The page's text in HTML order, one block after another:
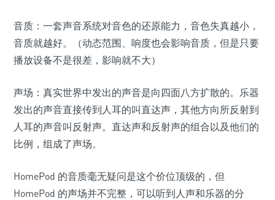
音质：一套声音系统对音色的还原能力，音色失真越小，
音质就越好。（动态范围、响度也会影响音质，但是只要
播放设备不是很差，影响就不大）
声场：真实世界中发出的声音是向四面八方扩散的。乐器
发出的声音直接传到人耳的叫直达声，其他方向所反射到
人耳的声音叫反射声。直达声和反射声的组合以及他们的
比例，组成了声场。
HomePod 的音质毫无疑问是这个价位顶级的，但
HomePod 的声场并不完整，可以听到人声和乐器的分